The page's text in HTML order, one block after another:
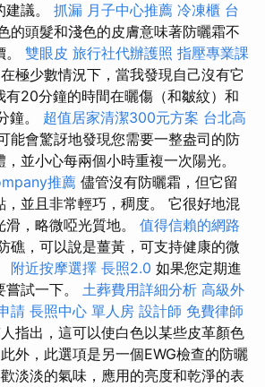
議。 抓漏 月子中心推薦 冷凍櫃 台
的頭髮和淺色的皮膚意味著防曬霜不
雙眼皮 旅行社代辦護照 指壓專業課
在極少數情況下，當我發現自己沒有它
有20分鐘的時間在曬傷（和皺紋）和
鐘。 超值居家清潔300元方案 台北高
能會驚訝地發現您需要一整盎司的防
並小心每兩個小時重複一次陽光。
推薦 儘管沒有防曬霜，但它留
，並且非常輕巧，稠度。 它很好地混
，略微啞光質地。 值得信賴的網路
礁，可以說是薑黃，可支持健康的微
附近按摩選擇 長照2.0 如果您定期進
試一下。 土葬費用詳細分析 高級外
請 長照中心 單人房 設計師 免費律師
指出，這可以使白色以某些皮革顏色
此外，此選項是另一個EWG檢查的防曬
淡淡的氣味，應用的亮度和乾淨的表